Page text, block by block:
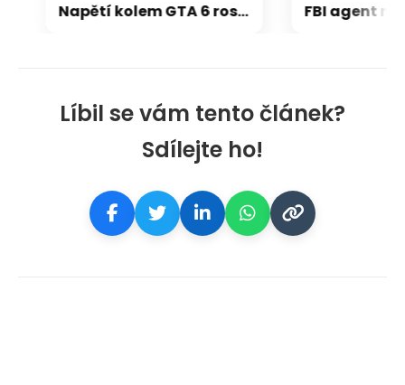
Líbil se vám tento článek?
Sdílejte ho!
Napětí kolem GTA 6 roste. Srpen může přinést třetí trailer i první gameplay